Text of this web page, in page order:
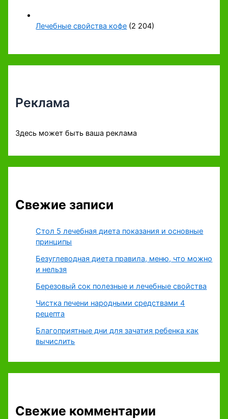
Лечебные свойства кофе (2 204)
Реклама
Здесь может быть ваша реклама
Свежие записи
Стол 5 лечебная диета показания и основные
принципы
Безуглеводная диета правила, меню, что можно
и нельзя
Березовый сок полезные и лечебные свойства
Чистка печени народными средствами 4
рецепта
Благоприятные дни для зачатия ребенка как
вычислить
Свежие комментарии